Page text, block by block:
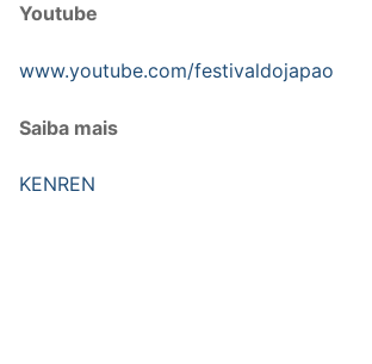
Youtube
www.youtube.com/festivaldojapao
Saiba mais
KENREN